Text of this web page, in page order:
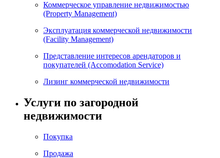
Коммерческое управление недвижимостью
(Property Management)
Эксплуатация коммерческой недвижимости
(Facility Management)
Представление интересов арендаторов и
покупателей (Accomodation Service)
Лизинг коммерческой недвижимости
Услуги по загородной
недвижимости
Покупка
Продажа